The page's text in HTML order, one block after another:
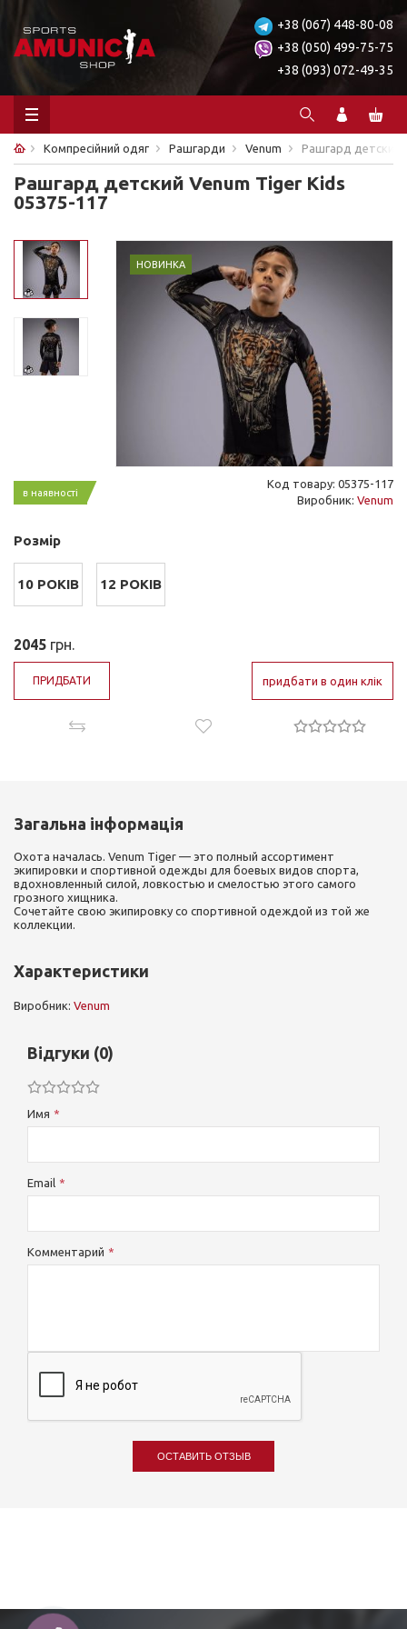
+38 (067) 448-80-08
+38 (050) 499-75-75
+38 (093) 072-49-35
Компресійний одяг Рашгарди Venum Рашгард детский
Рашгард детский Venum Tiger Kids
05375-117
НОВИНКА
в наявності
Код товару: 05375-117
Виробник: Venum
Розмір
10 РОКІВ 12 РОКІВ
2045 грн.
ПРИДБАТИ придбати в один клік
Загальна інформація
Охота началась. Venum Tiger — это полный ассортимент
экипировки и спортивной одежды для боевых видов спорта,
вдохновленный силой, ловкостью и смелостью этого самого
грозного хищника.
Сочетайте свою экипировку со спортивной одеждой из той же
коллекции.
Характеристики
Виробник: Venum
Відгуки (0)
Имя
Email
Комментарий
ОСТАВИТЬ ОТЗЫВ